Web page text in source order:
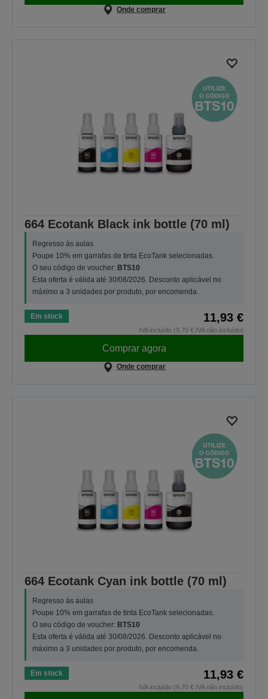
Onde comprar
664 Ecotank Black ink bottle (70 ml)
Regresso às aulas
Poupe 10% em garrafas de tinta EcoTank selecionadas.
O seu código de voucher: BTS10
Esta oferta é válida até 30/08/2026. Desconto aplicável no
máximo a 3 unidades por produto, por encomenda.
Em stock 11,93 €
IVA incluído (9,70 € IVA não incluído)
Comprar agora
Onde comprar
664 Ecotank Cyan ink bottle (70 ml)
Regresso às aulas
Poupe 10% em garrafas de tinta EcoTank selecionadas.
O seu código de voucher: BTS10
Esta oferta é válida até 30/08/2026. Desconto aplicável no
máximo a 3 unidades por produto, por encomenda.
Em stock 11,93 €
IVA incluído (9,70 € IVA não incluído)